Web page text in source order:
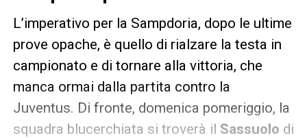
L’imperativo per la Sampdoria, dopo le ultime
prove opache, è quello di rialzare la testa in
campionato e di tornare alla vittoria, che
manca ormai dalla partita contro la
Juventus. Di fronte, domenica pomeriggio, la
squadra blucerchiata si troverà il Sassuolo di